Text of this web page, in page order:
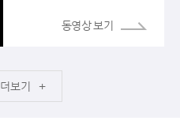
더보기